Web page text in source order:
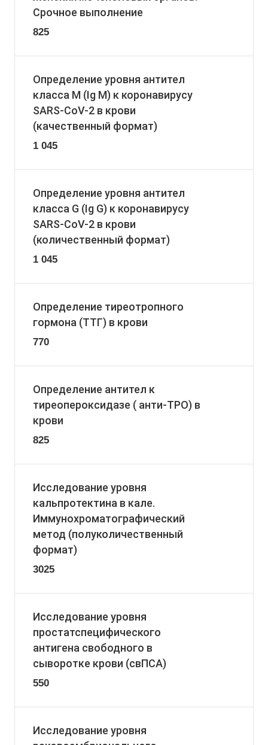
Срочное выполнение
825
Определение уровня антител
класса M (Ig M) к коронавирусу
SARS-CoV-2 в крови
(качественный формат)
1 045
Определение уровня антител
класса G (Ig G) к коронавирусу
SARS-CoV-2 в крови
(количественный формат)
1 045
Определение тиреотропного
гормона (ТТГ) в крови
770
Определение антител к
тиреопероксидазе ( анти-ТРО) в
крови
825
Исследование уровня
кальпротектина в кале.
Иммунохроматографический
метод (полуколичественный
формат)
3025
Исследование уровня
простатспецифического
антигена свободного в
сыворотке крови (свПСА)
550
Исследование уровня